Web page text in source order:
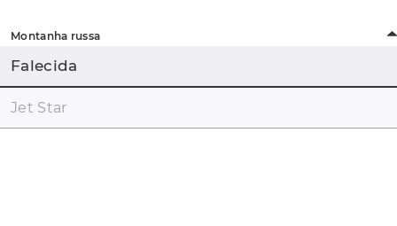
Montanha russa
Falecida
Jet Star